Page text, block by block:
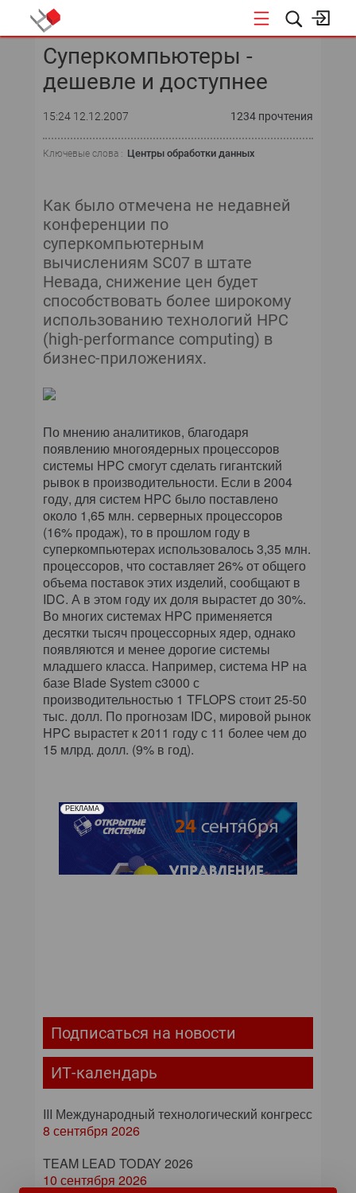
«ОТКРЫТЫЕ СИСТЕМЫ»
ИТ-ИНФРАСТРУКТУРА
АВТОМАТИЗАЦИЯ
ДИРЕКТОР ИС
ПАРТНЕРСКИЕ ПРОЕКТЫ
ЭКСПЕРТИЗА
ПРЕСС-РЕЛИЗЫ
АРХИВ ЖУРНАЛОВ
ПОДПИСКА
Суперкомпьютеры -
дешевле и доступнее
15:24 12.12.2007 1234 прочтения
Ключевые слова : Центры обработки данных
Как было отмечена не недавней
конференции по
суперкомпьютерным
вычислениям SC07 в штате
Невада, снижение цен будет
способствовать более широкому
использованию технологий HPC
(high-performance computing) в
бизнес-приложениях.
По мнению аналитиков, благодаря
появлению многоядерных процессоров
системы HPC смогут сделать гигантский
рывок в производительности. Если в 2004
году, для систем HPC было поставлено
около 1,65 млн. серверных процессоров
(16% продаж), то в прошлом году в
суперкомпьютерах использовалось 3,35 млн.
процессоров, что составляет 26% от общего
объема поставок этих изделий, сообщают в
IDC. А в этом году их доля вырастет до 30%.
Во многих системах HPC применяется
десятки тысяч процессорных ядер, однако
появляются и менее дорогие системы
младшего класса. Например, система HP на
базе Blade System c3000 с
производительностью 1 TFLOPS стоит 25-50
тыс. долл. По прогнозам IDC, мировой рынок
HPC вырастет к 2011 году с 11 более чем до
15 млрд. долл. (9% в год).
РЕКЛАМА
Подписаться на новости
ИТ-календарь
III Международный технологический конгресс
8 сентября 2026
TEAM LEAD TODAY 2026
10 сентября 2026